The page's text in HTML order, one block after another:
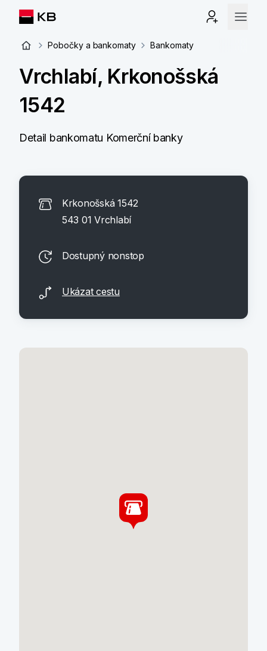
Pobočky a bankomaty Bankomaty
Vrchlabí, Krkonošská
1542
Detail bankomatu Komerční banky
Krkonošská 1542
543 01 Vrchlabí
Dostupný nonstop
Ukázat cestu